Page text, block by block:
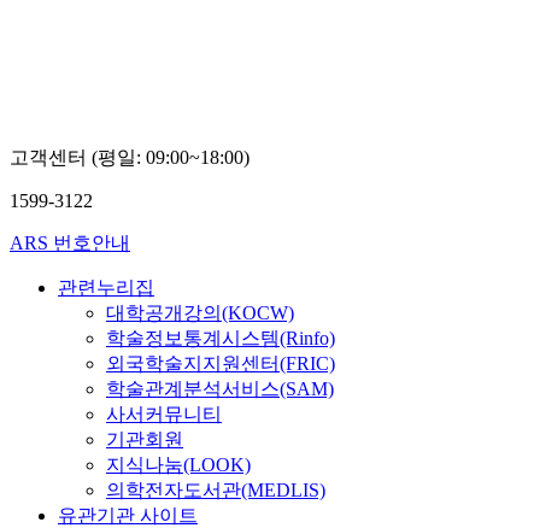
고객센터 (평일: 09:00~18:00)
1599-3122
ARS 번호안내
관련누리집
대학공개강의(KOCW)
학술정보통계시스템(Rinfo)
외국학술지지원센터(FRIC)
학술관계분석서비스(SAM)
사서커뮤니티
기관회원
지식나눔(LOOK)
의학전자도서관(MEDLIS)
유관기관 사이트